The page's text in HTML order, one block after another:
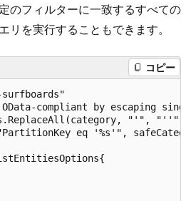
のフィルターに一致するすべての
リを実行することもできます。
コピー
compliant by escaping
"'",
eq '%s'",